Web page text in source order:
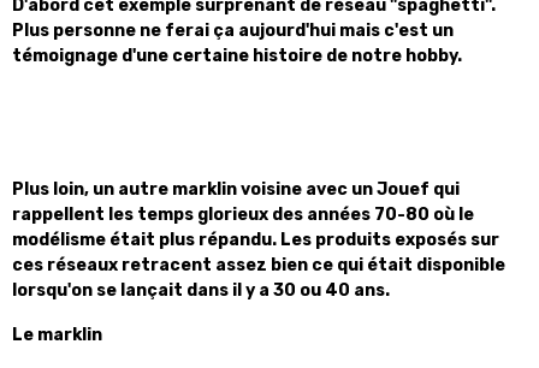
D'abord cet exemple surprenant de réseau "spaghetti".
Plus personne ne ferai ça aujourd'hui mais c'est un
témoignage d'une certaine histoire de notre hobby.
Plus loin, un autre marklin voisine avec un Jouef qui
rappellent les temps glorieux des années 70-80 où le
modélisme était plus répandu. Les produits exposés sur
ces réseaux retracent assez bien ce qui était disponible
lorsqu'on se lançait dans il y a 30 ou 40 ans.
Le marklin